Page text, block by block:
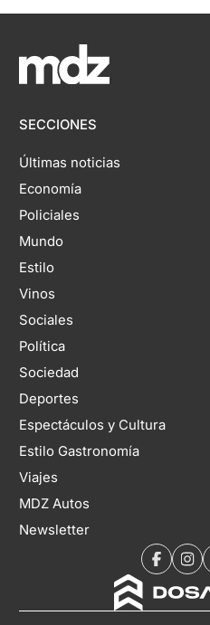
SECCIONES
Últimas noticias
Economía
Policiales
Mundo
Estilo
Vinos
Sociales
Política
Sociedad
Deportes
Espectáculos y Cultura
Estilo Gastronomía
Viajes
MDZ Autos
Newsletter